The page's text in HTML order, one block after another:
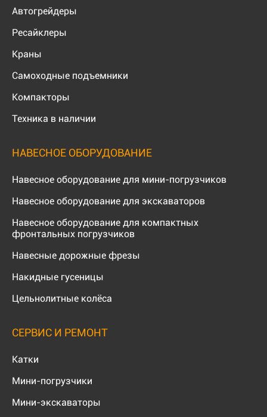
Автогрейдеры
Ресайклеры
Краны
Самоходные подъемники
Компакторы
Техника в наличии
НАВЕСНОЕ ОБОРУДОВАНИЕ
Навесное оборудование для мини-погрузчиков
Навесное оборудование для экскаваторов
Навесное оборудование для компактных
фронтальных погрузчиков
Навесные дорожные фрезы
Накидные гусеницы
Цельнолитные колёса
СЕРВИС И РЕМОНТ
Катки
Мини-погрузчики
Мини-экскаваторы